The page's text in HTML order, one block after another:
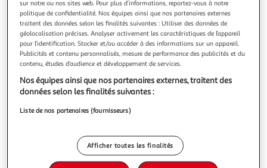
2025-2026, Le Routard
Nouvelle mise à jour du Routard, le guide de voyage n°1 en
France ! Variations sur les thèmes de l'eau, du sable et de
la lumière, Maurice se prête aussi bien à un voyage routard
qu'à un séjour de luxe. Et pourquoi ne pas la coupler avec
Rodrigues, île de charme alliant sérénité et traditions ?
En savoir +
Vous voulez connaître le prix de ce produit ?
Afficher le prix
sur notre ou nos sites web. Pour plus d’informations, reportez-vous à notre
politique de confidentialité. Nos équipes ainsi que nos partenaires externes
traitent des données selon les finalités suivantes : Utiliser des données de
géolocalisation précises. Analyser activement les caractéristiques de l’appareil
pour l’identification. Stocker et/ou accéder à des informations sur un appareil.
Publicités et contenu personnalisés, mesure de performance des publicités et du
contenu, études d’audience et développement de services.
Nos équipes ainsi que nos partenaires externes, traitent des
données selon les finalités suivantes :
Liste de nos partenaires (fournisseurs)
Afficher toutes les finalités